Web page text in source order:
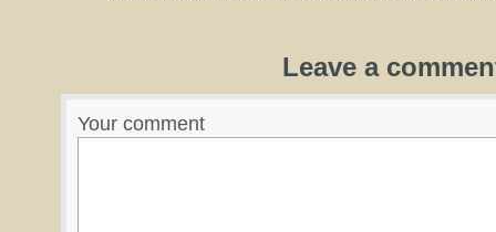
Leave a
Your comment